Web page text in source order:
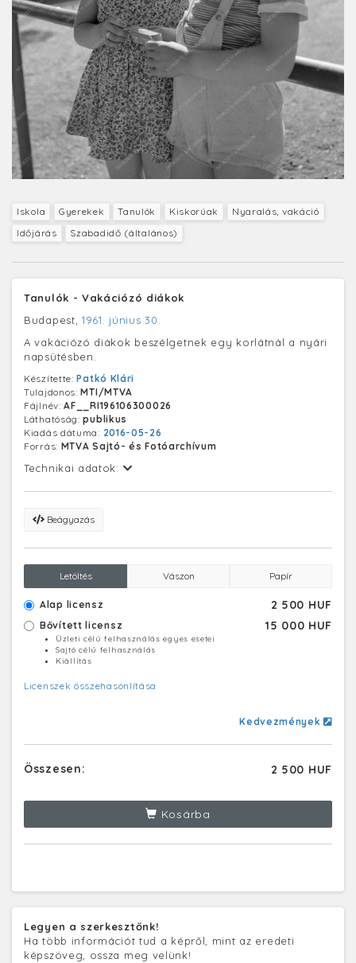
Iskola Gyerekek Tanulók Kiskorúak
Nyaralás, vakáció
Időjárás
Szabadidő (általános)
Tanulók - Vakációzó diákok
Budapest, 1961. június 30.
A vakációzó diákok beszélgetnek egy korlátnál a nyári
napsütésben.
Készítette:Patkó Klári
Tulajdonos:MTI/MTVA
Fájlnév:AF__RI196106300026
Láthatóság:publikus
Kiadás dátuma: 2016-05-26
Forrás: MTVA Sajtó- és Fotóarchívum
Technikai adatok:
Beágyazás
Letöltés Vászon Papír
Alap licensz 2 500 HUF
Bővített licensz 15 000 HUF
Üzleti célú felhasználás egyes esetei
Sajtó célú felhasználás
Kiállítás
Licenszek összehasonlítása
Kedvezmények
Összesen: 2 500 HUF
Kosárba
Legyen a szerkesztőnk!
Ha több információt tud a képről, mint az eredeti
képszöveg, ossza meg velünk!